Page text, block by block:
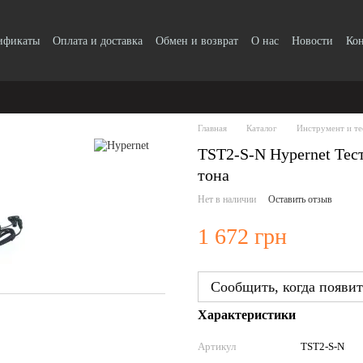
Оплата и доставка Обмен и возврат О нас Новости
Главная Каталог Инструмент и
TST2-S-N Hypernet
тона
Нет в наличии Оставить отзыв
1 672 грн
Сообщить, когда
Характеристики
Артикул
TST2-S-N